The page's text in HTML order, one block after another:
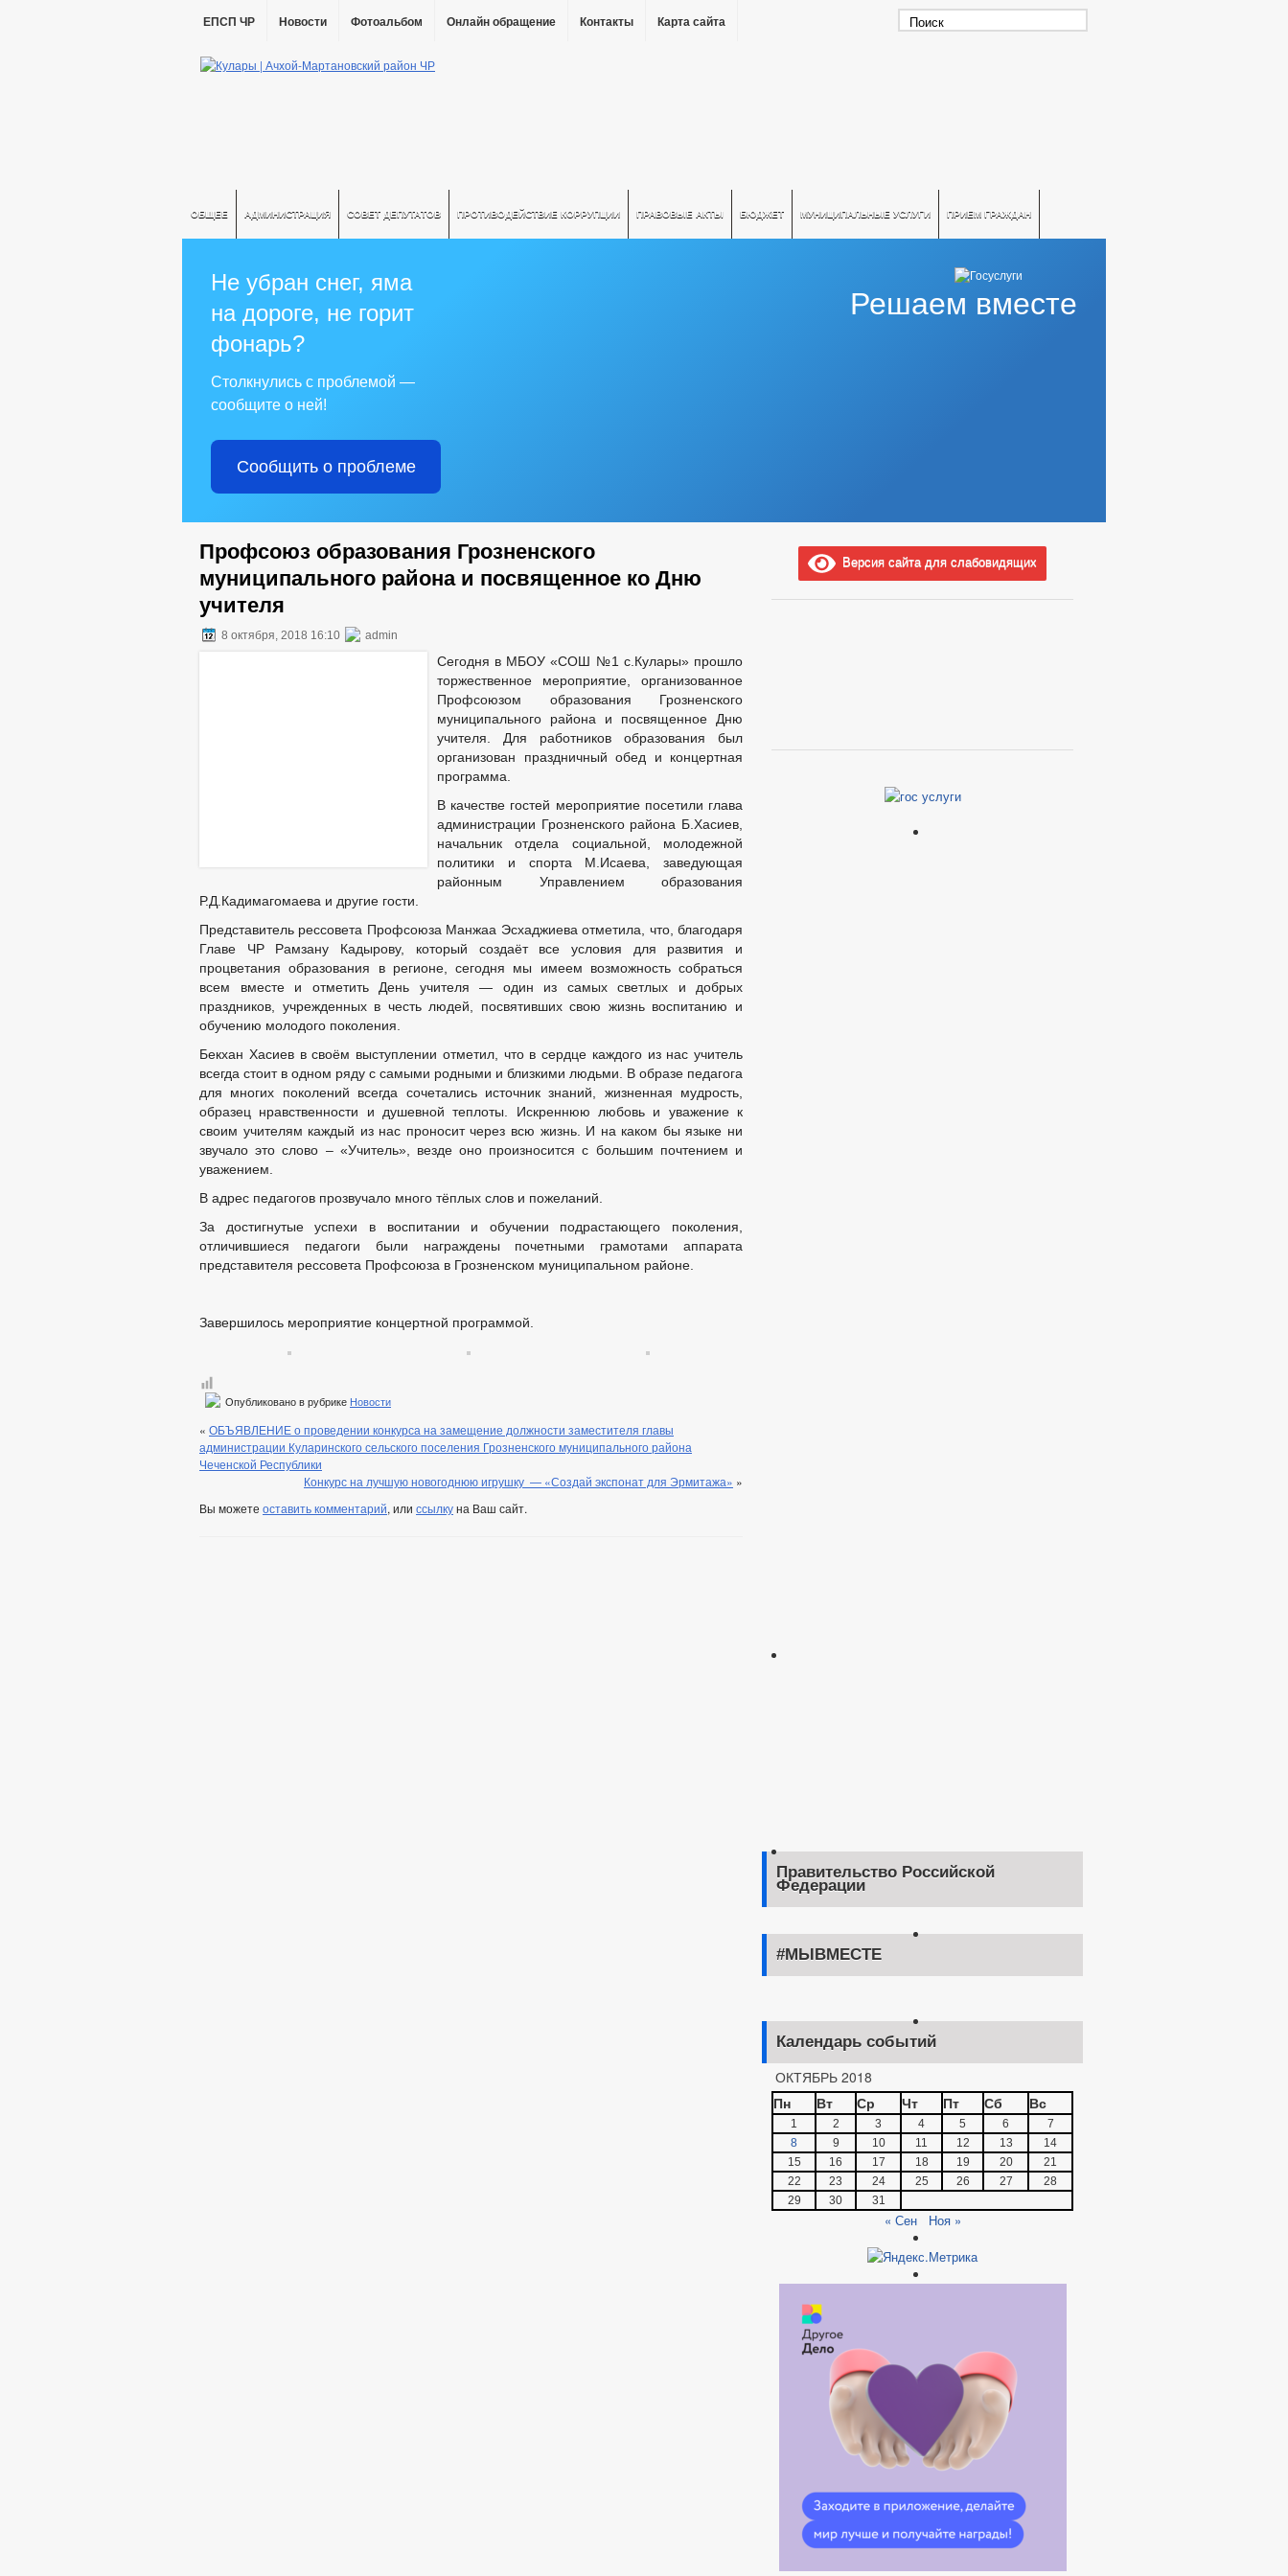
ЕПСП ЧР Новости Фотоальбом Онлайн обращение Контакты Карта сайта
ОБЩЕЕ АДМИНИСТРАЦИЯ СОВЕТ ДЕПУТАТОВ ПРОТИВОДЕЙСТВИЕ КОРРУПЦИИ ПРАВОВЫЕ АКТЫ БЮДЖЕТ МУНИЦИПАЛЬНЫЕ УСЛУГИ ПРИЕМ ГРАЖДАН
Решаем вместе
Не убран снег, яма
на дороге, не горит
фонарь?
Столкнулись с проблемой —
сообщите о ней!
Сообщить о проблеме
Профсоюз образования Грозненского
муниципального района и посвященное ко Дню
учителя
8 октября, 2018 16:10 admin
Сегодня в МБОУ «СОШ №1 с.Кулары» прошло
торжественное мероприятие, организованное
Профсоюзом образования Грозненского
муниципального района и посвященное Дню
учителя. Для работников образования был
организован праздничный обед и концертная
программа.
В качестве гостей мероприятие посетили глава
администрации Грозненского района Б.Хасиев,
начальник отдела социальной, молодежной
политики и спорта М.Исаева, заведующая
районным Управлением образования
Р.Д.Кадимагомаева и другие гости.
Представитель рессовета Профсоюза Манжаа Эсхаджиева отметила, что, благодаря
Главе ЧР Рамзану Кадырову, который создаёт все условия для развития и
процветания образования в регионе, сегодня мы имеем возможность собраться
всем вместе и отметить День учителя — один из самых светлых и добрых
праздников, учрежденных в честь людей, посвятивших свою жизнь воспитанию и
обучению молодого поколения.
Бекхан Хасиев в своём выступлении отметил, что в сердце каждого из нас учитель
всегда стоит в одном ряду с самыми родными и близкими людьми. В образе педагога
для многих поколений всегда сочетались источник знаний, жизненная мудрость,
образец нравственности и душевной теплоты. Искреннюю любовь и уважение к
своим учителям каждый из нас проносит через всю жизнь. И на каком бы языке ни
звучало это слово – «Учитель», везде оно произносится с большим почтением и
уважением.
В адрес педагогов прозвучало много тёплых слов и пожеланий.
За достигнутые успехи в воспитании и обучении подрастающего поколения,
отличившиеся педагоги были награждены почетными грамотами аппарата
представителя рессовета Профсоюза в Грозненском муниципальном районе.
Завершилось мероприятие концертной программой.
Опубликовано в рубрике Новости
« ОБЪЯВЛЕНИЕ о проведении конкурса на замещение должности заместителя главы
администрации Куларинского сельского поселения Грозненского муниципального района
Чеченской Республики
Конкурс на лучшую новогоднюю игрушку — «Создай экспонат для Эрмитажа» »
Вы можете оставить комментарий, или ссылкуна Ваш сайт.
Версия сайта для слабовидящих
Правительство Российской
Федерации
#МЫВМЕСТЕ
Календарь событий
ОКТЯБРЬ 2018
Пн
Вт Ср Чт Пт Сб Вс
1 2 3 4 5 6
7
8
9 10 11 12 13
14
15
16 17 18 19 20
21
22
23 24 25 26 27
28
29
30 31
« Сен Ноя »